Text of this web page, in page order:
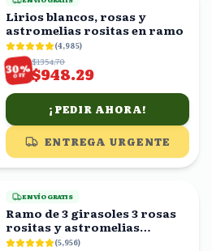
Lirios blancos, rosas y
astromelias rositas en ramo
(4,985)
30%
OFF
$1354.70
$948.29
¡PEDIR AHORA!
ENTREGA URGENTE
ENVÍO GRATIS
Ramo de 3 girasoles 3 rosas
rositas y astromelias
blancas(5,956)